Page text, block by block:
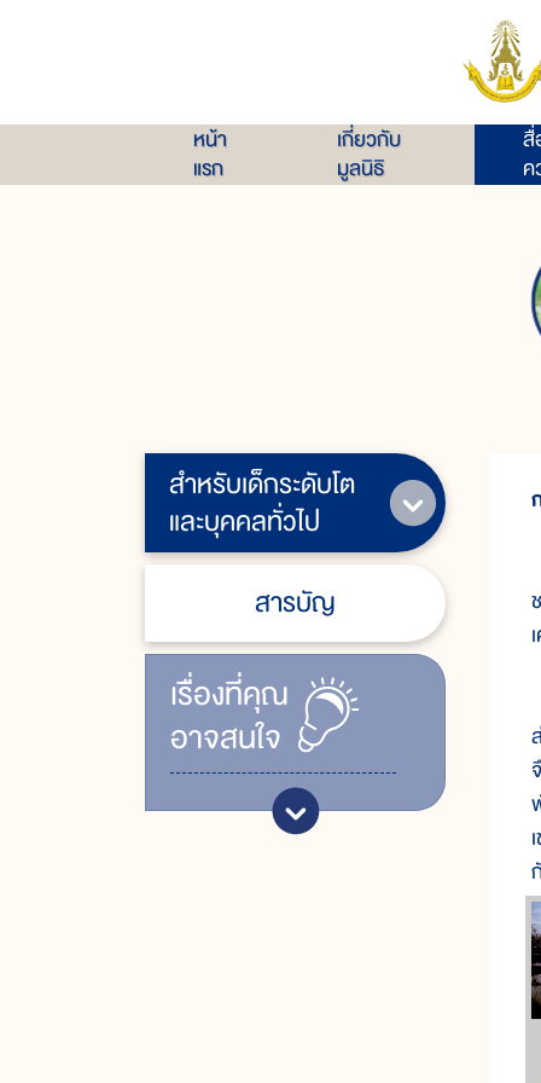
หน้า
แรก
เกี่ยวกับ
มูลนิธิ
สื่
ค
สำหรับเด็กระดับโต
และบุคคลทั่วไป
สารบัญ
เรื่ิองที่คุณ
อาจสนใจ